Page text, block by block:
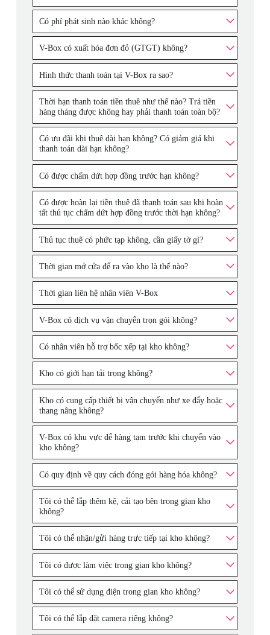
Có phí phát sinh nào khác không?
V-Box có xuất hóa đơn đỏ (GTGT) không?
Hình thức thanh toán tại V-Box ra sao?
Thời hạn thanh toán tiền thuê như thế nào? Trả tiền
hàng tháng được không hay phải thanh toán toàn bộ?
Có ưu đãi khi thuê dài hạn không? Có giảm giá khi
thanh toán dài hạn không?
Có được chấm dứt hợp đồng trước hạn không?
Có được hoàn lại tiền thuê đã thanh toán sau khi hoàn
tất thủ tục chấm dứt hợp đồng trước thời hạn không?
Thủ tục thuê có phức tạp không, cần giấy tờ gì?
Thời gian mở cửa để ra vào kho là thế nào?
Thời gian liên hệ nhân viên V-Box
V-Box có dịch vụ vận chuyển trọn gói không?
Có nhân viên hỗ trợ bốc xếp tại kho không?
Kho có giới hạn tải trọng không?
Kho có cung cấp thiết bị vận chuyển như xe đẩy hoặc
thang nâng không?
V-Box có khu vực để hàng tạm trước khi chuyển vào
kho không?
Có quy định về quy cách đóng gói hàng hóa không?
Tôi có thể lắp thêm kệ, cải tạo bên trong gian kho
không?
Tôi có thể nhận/gửi hàng trực tiếp tại kho không?
Tôi có được làm việc trong gian kho không?
Tôi có thể sử dụng điện trong gian kho không?
Tôi có thể lắp đặt camera riêng không?